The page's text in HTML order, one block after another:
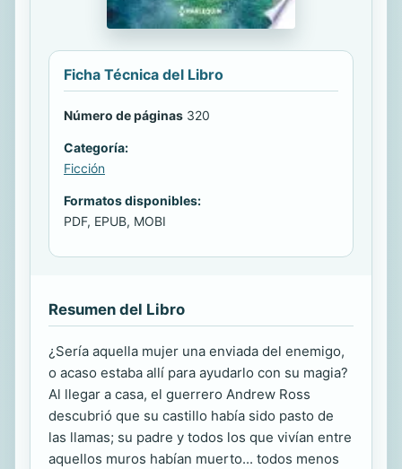
Ficha Técnica del Libro
Número de páginas 320
Categoría:
Ficción
Formatos disponibles:
PDF, EPUB, MOBI
Resumen del Libro
¿Sería aquella mujer una enviada del enemigo,
o acaso estaba allí para ayudarlo con su magia?
Al llegar a casa, el guerrero Andrew Ross
descubrió que su castillo había sido pasto de
las llamas; su padre y todos los que vivían entre
aquellos muros habían muerto... todos menos